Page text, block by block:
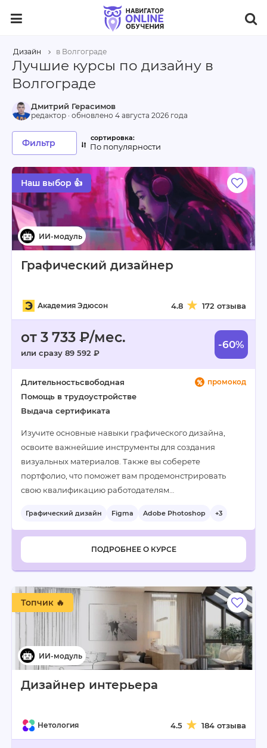
Дизайн в Волгограде
Лучшие курсы по дизайну в
Волгограде
Графический дизайнер
Академия Эдюсон 4.8 172 отзыва
от 3 733 ₽/мес.
или сразу 89 592 ₽
-60%
промокод
Длительностьсвободная
Помощь в трудоустройстве
Выдача сертификата
Изучите основные навыки графического дизайна,
освоите важнейшие инструменты для создания
визуальных материалов. Также вы соберете
портфолио, что поможет вам продемонстрировать
свою квалификацию работодателям…
Графический дизайн Figma Adobe Photoshop +3
ПОДРОБНЕЕ О КУРСЕ
Наш выбор 👍
Дизайнер интерьера
Нетология 4.5 184 отзыва
Топчик 🔥
Дмитрий Герасимов
редактор · обновлено 4 августа 2026 года
Фильтр По популярности